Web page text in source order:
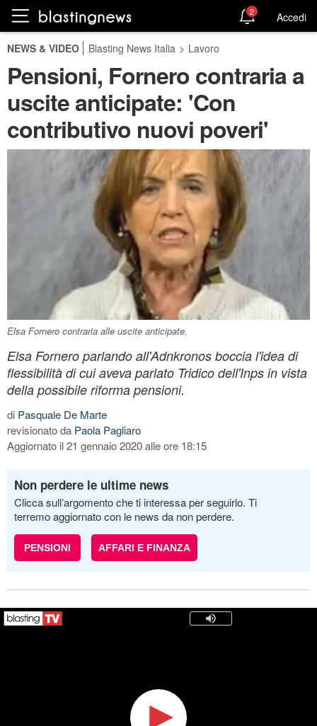
2 Accedi
NEWS & VIDEO Blasting News Italia > Lavoro
Pensioni, Fornero contraria a
uscite anticipate: 'Con
contributivo nuovi poveri'
Elsa Fornero contraria alle uscite anticipate.
Elsa Fornero parlando all'Adnkronos boccia l'idea di
flessibilità di cui aveva parlato Tridico dell'Inps in vista
della possibile riforma pensioni.
di Pasquale De Marte
revisionato da Paola Pagliaro
Aggiornato il 21 gennaio 2020 alle ore 18:15
Non perdere le ultime news
Clicca sull’argomento che ti interessa per seguirlo. Ti
terremo aggiornato con le news da non perdere.
PENSIONI AFFARI E FINANZA